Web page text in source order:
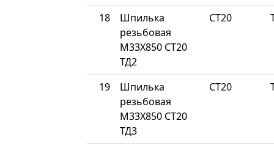
18
Шпилька
резьбовая
М33Х850 СТ20
ТД2
СТ20
19
Шпилька
резьбовая
М33Х850 СТ20
ТД3
СТ20